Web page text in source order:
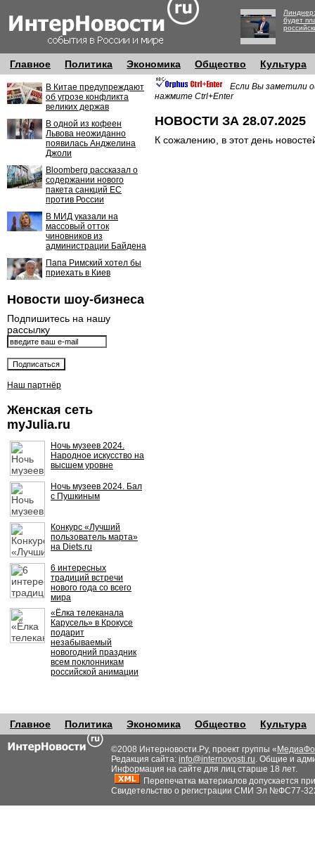
будет
Главное Политика Экономика Общество Культура
В Китае предупреждают
об угрозе конфликта
великих держав
В одной из кофеен
Львова неожиданно
появилась Анджелина
Джоли
Bloomberg рассказал о
содержании нового
пакета санкций ЕС
против России
В МИД указали на
массовый отток
чиновников из
администрации Байдена
Папа Римский хотел бы
приехать в Киев
Новости шоу-бизнеса
Подпишитесь на нашу
рассылку
Наш партнёр
Женская сеть
myJulia.ru
Ночь музеев 2024.
Народное искусство на
высшем уровне
Ночь музеев 2024. Бал
с Пушкиным
Конкурс «Лучший
пользователь марта»
на Diets.ru
6 интересных
традиций встречи
нового года со всего
мира
«Ёлка телеканала
Карусель» в Крокусе
подарит
незабываемый
новогодний праздник
всем поклонникам
российской анимации
Если Вы заметили
нажмите Ctrl+Enter
НОВОСТИ ЗА 28.07.2025
К сожалению, в этот день
Главное Политика Экономика Общество Культура
©2008 Интерновости.Ру, проект группы «
Редакция сайта: info@internovosti.ru. Общие и
Информация на сайте для лиц старше 18 лет.
Перепечатка материалов допускается
Свидетельство о регистрации СМИ Эл №ФС77-